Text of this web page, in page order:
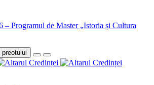
– Programul de Master „Istoria și Cultura